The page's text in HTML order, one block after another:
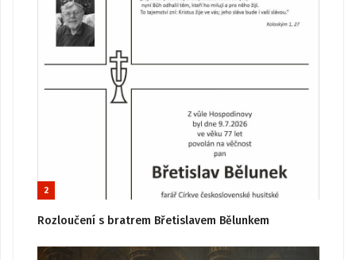
2
Rozloučení s bratrem Břetislavem Bělunkem